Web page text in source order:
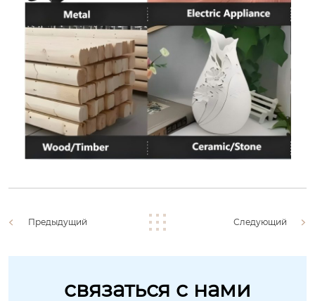
Предыдущий Следующий
связаться с нами